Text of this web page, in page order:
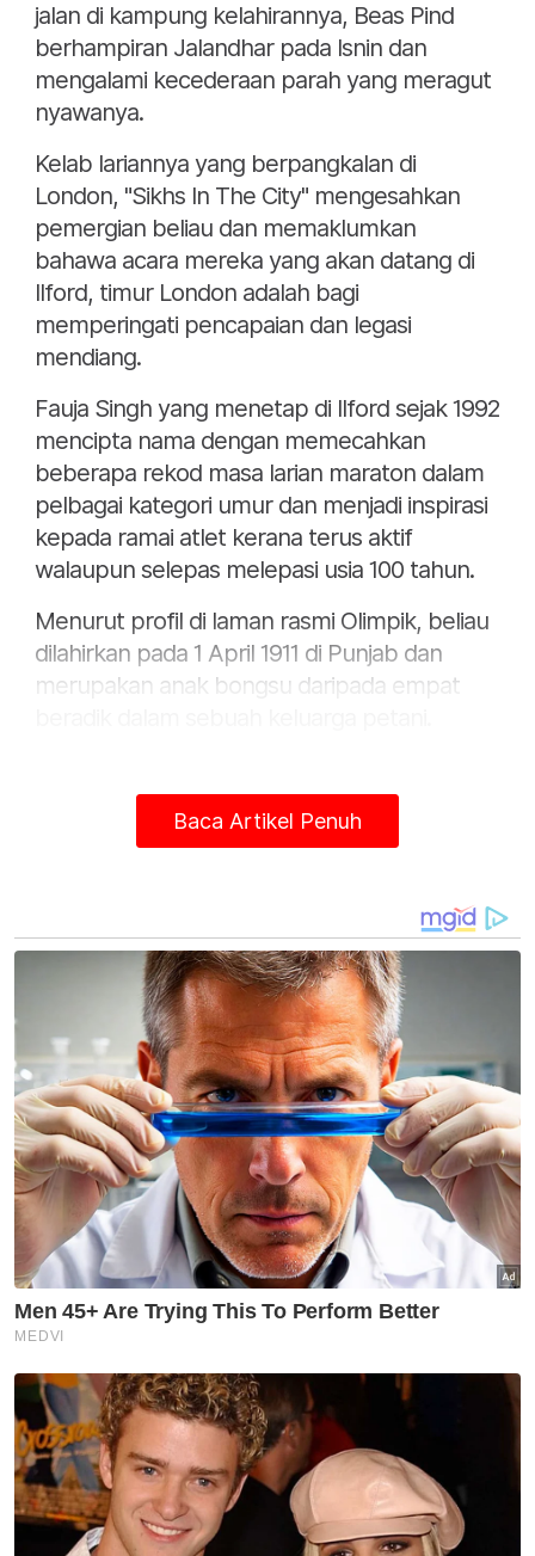
jalan di kampung kelahirannya, Beas Pind
berhampiran Jalandhar pada Isnin dan
mengalami kecederaan parah yang meragut
nyawanya.
Kelab lariannya yang berpangkalan di
London, "Sikhs In The City" mengesahkan
pemergian beliau dan memaklumkan
bahawa acara mereka yang akan datang di
Ilford, timur London adalah bagi
memperingati pencapaian dan legasi
mendiang.
Fauja Singh yang menetap di Ilford sejak 1992
mencipta nama dengan memecahkan
beberapa rekod masa larian maraton dalam
pelbagai kategori umur dan menjadi inspirasi
kepada ramai atlet kerana terus aktif
walaupun selepas melepasi usia 100 tahun.
Menurut profil di laman rasmi Olimpik, beliau
dilahirkan pada 1 April 1911 di Punjab dan
merupakan anak bongsu daripada empat
Jalandhar, beliau berhijrah ke England dan
menetap di timur London bersama anak
Fauja hanya mula menyertai dunia larian
secara serius pada 2000 ketika berusia 89
Maraton pertamanya disertai di London,
dengan catatan masa enam jam 54 minit -
sekali gus memecahkan rekod dunia
terdahulu bagi kategori usia 90 tahun ke atas
dengan kelebihan 58 minit.
Beliau kemudiannya menyertai pelbagai lagi
acara maraton, termasuk Maraton Toronto
Waterfront 2003 yang disempurnakannya
dalam masa lima jam 40 minit rekod peribadi
terbaiknya.
Artikel Berkaitan:
Kemalangan jalan raya di Malaysia: Krisis yang
semakin parah
Jalan raya bukan trek basikal - MTPN
Enam jemaah umrah maut dalam kemalangan di
Arab Saudi
Baca Artikel Penuh